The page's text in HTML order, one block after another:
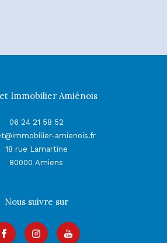
Immobilier Amiénois
06 24 21 58 52
amienois.fr
18 rue Lamartine
80000
Amiens
Nous suivre sur